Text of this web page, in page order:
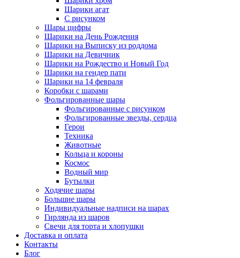
Шарики агат
С рисунком
Шары цифры
Шарики на День Рождения
Шарики на Выписку из роддома
Шарики на Девичник
Шарики на Рождество и Новый Год
Шарики на гендер пати
Шарики на 14 февраля
Коробки с шарами
Фольгированные шары
Фольгированные с рисунком
Фольгированные звезды, сердца
Герои
Техника
Животные
Кольца и короны
Космос
Водный мир
Бутылки
Ходячие шары
Большие шары
Индивидуальные надписи на шарах
Гирлянда из шаров
Свечи для торта и хлопушки
Доставка и оплата
Контакты
Блог